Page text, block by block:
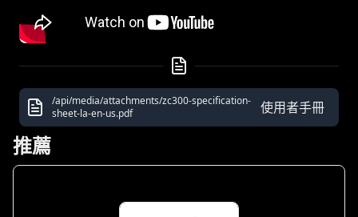
/api/media/attachments/zc300-specification-
sheet-la-en-us.pdf
使用者手冊
推薦